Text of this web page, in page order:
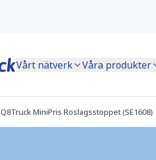
Vårt nätverk Våra produkter
Q8Truck MiniPris Roslagsstoppet (SE1608)